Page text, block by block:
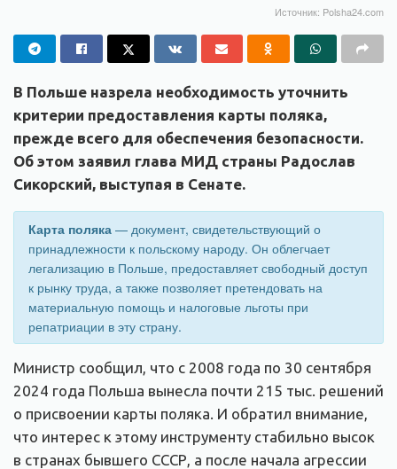
Источник: Polsha24.com
В Польше назрела необходимость уточнить
критерии предоставления карты поляка,
прежде всего для обеспечения безопасности.
Об этом заявил глава МИД страны Радослав
Сикорский, выступая в Сенате.
Карта поляка — документ, свидетельствующий о
принадлежности к польскому народу. Он облегчает
легализацию в Польше, предоставляет свободный доступ
к рынку труда, а также позволяет претендовать на
материальную помощь и налоговые льготы при
репатриации в эту страну.
Министр сообщил, что с 2008 года по 30 сентября
2024 года Польша вынесла почти 215 тыс. решений
о присвоении карты поляка. И обратил внимание,
что интерес к этому инструменту стабильно высок
в странах бывшего СССР, а после начала агрессии